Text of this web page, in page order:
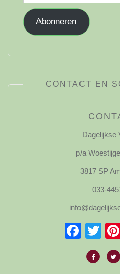
Abonneren
CONTACT EN
Dagelijkse
p/a
3817 SP
033-